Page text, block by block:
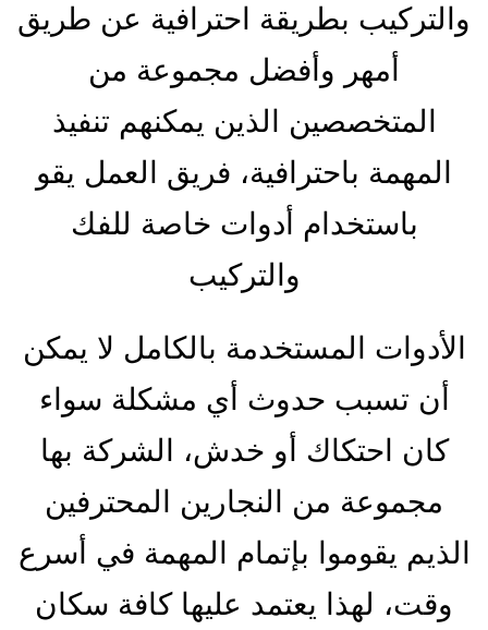
والتركيب بطريقة احترافية عن طريق
أمهر وأفضل مجموعة من
المتخصصين الذين يمكنهم تنفيذ
المهمة باحترافية، فريق العمل يقو
باستخدام أدوات خاصة للفك
والتركيب
الأدوات المستخدمة بالكامل لا يمكن
أن تسبب حدوث أي مشكلة سواء
كان احتكاك أو خدش، الشركة بها
مجموعة من النجارين المحترفين
الذيم يقوموا بإتمام المهمة في أسرع
وقت، لهذا يعتمد عليها كافة سكان